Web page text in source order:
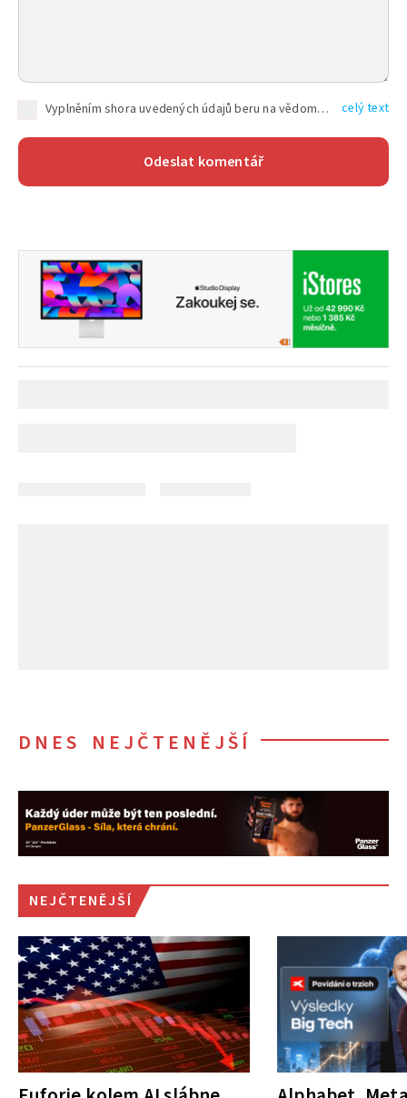
Vyplněním shora uvedených údajů beru na vědomí, že společnost TEXT FACTORY s.r.o., sídlem Brno, Durďákova 336/29, Černá Pole, PSČ: 613 00, IČ: 06157831, zapsané u Krajského soudu v Brně, oddíl C, vložka 100399, bude zpracovávat mé osobní údaje uvedené v rámci mnou vyplněného registračního formuláře na základě oprávněných zájmů TEXT FACTORY s.r.o. dle čl. 6 odst. 1 písm. f) GDPR a pro splnění právních povinností (čl. 6 odst. 1 písm. c) GDPR), a to pro tyto účely: nezbytnost zajistit oprávnění návštěvníka webových stránek provozovaných společností TEXT FACTORY s.r.o. přispívat aktivně ke zveřejněným článkům nebo v rámci diskusních fór a výkon práv TEXT FACTORY s.r.o. jako administrátora těchto diskusních fór. Více informací o zpracování osobních údajů a právech lze nalézt v celý text
DNES NEJČTENĚJŠÍ
NEJČTENĚJŠÍ